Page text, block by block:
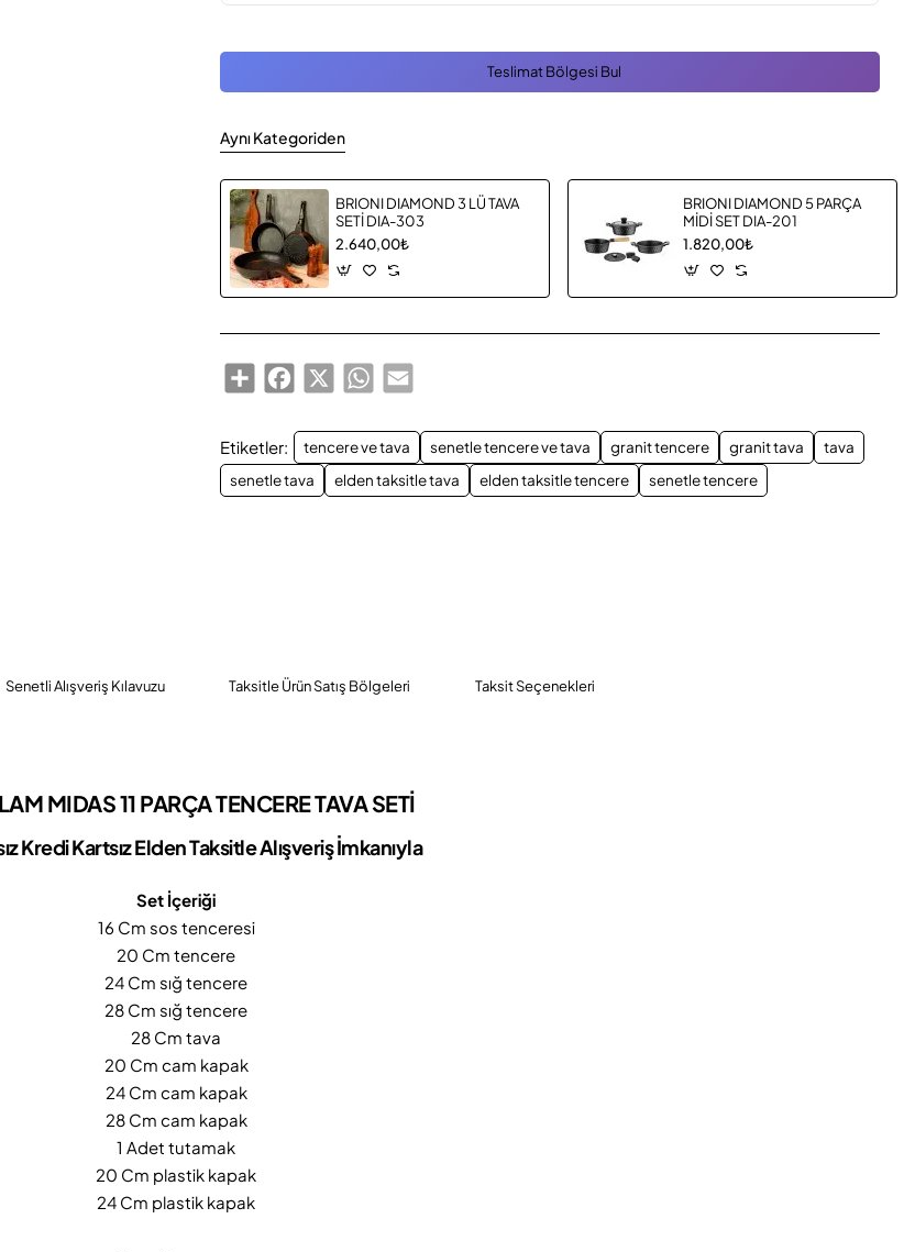
Teslimat Bölgesi Bul
Aynı Kategoriden
BRIONI DIAMOND 3 LÜ TAVA
SETİ DIA-303
2.640,00₺
BRIONI DIAMOND 5 PARÇA
MİDİ SET DIA-201
1.820,00₺
ShareFacebook
X WhatsApp
Email
Etiketler: tencere ve tava senetle tencere ve tava granit tencere granit tava
tava
senetle tava
elden taksitle tava elden taksitle tencere senetle tencere
Senetli Alışveriş Kılavuzu Taksitle Ürün Satış Bölgeleri Taksit Seçenekleri
MIDAS 11 PARÇA TENCERE TAVA SETİ
Kredi Kartsız Elden Taksitle Alışveriş İmkanıyla
Set İçeriği
16 Cm sos tenceresi
20 Cm tencere
24 Cm sığ tencere
28 Cm sığ tencere
28 Cm tava
20 Cm cam kapak
24 Cm cam kapak
28 Cm cam kapak
1 Adet tutamak
20 Cm plastik kapak
24 Cm plastik kapak